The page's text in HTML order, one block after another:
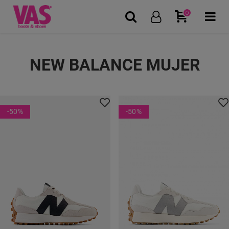
0
NEW BALANCE MUJER
-50% -50%